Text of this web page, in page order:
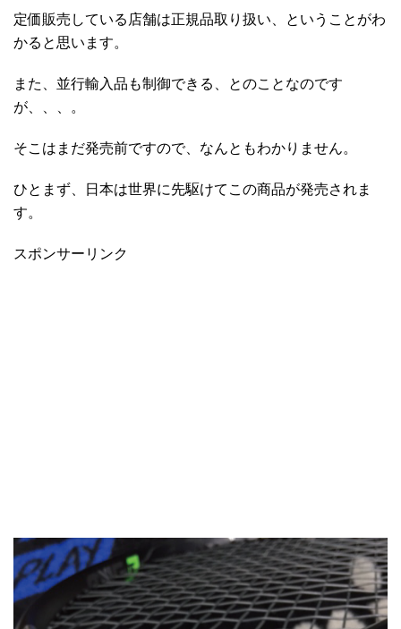
定価販売している店舗は正規品取り扱い、ということがわ
かると思います。
また、並行輸入品も制御できる、とのことなのです
が、、、。
そこはまだ発売前ですので、なんともわかりません。
ひとまず、日本は世界に先駆けてこの商品が発売されま
す。
スポンサーリンク